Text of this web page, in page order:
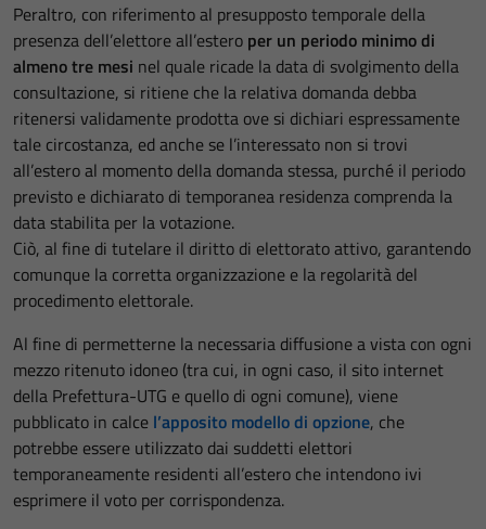
Peraltro, con riferimento al presupposto temporale della
presenza dell’elettore all’estero per un periodo minimo di
almeno tre mesi nel quale ricade la data di svolgimento della
consultazione, si ritiene che la relativa domanda debba
ritenersi validamente prodotta ove si dichiari espressamente
tale circostanza, ed anche se l’interessato non si trovi
all’estero al momento della domanda stessa, purché il periodo
previsto e dichiarato di temporanea residenza comprenda la
data stabilita per la votazione.
Ciò, al fine di tutelare il diritto di elettorato attivo, garantendo
comunque la corretta organizzazione e la regolarità del
procedimento elettorale.
Al fine di permetterne la necessaria diffusione a vista con ogni
mezzo ritenuto idoneo (tra cui, in ogni caso, il sito internet
della Prefettura-UTG e quello di ogni comune), viene
pubblicato in calce l’apposito modello di opzione, che
potrebbe essere utilizzato dai suddetti elettori
temporaneamente residenti all’estero che intendono ivi
esprimere il voto per corrispondenza.